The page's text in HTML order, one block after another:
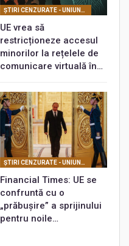
ŞTIRI CENZURATE - UNIUNEA EUROPEANĂ
UE vrea să
restricționeze accesul
minorilor la rețelele de
comunicare virtuală în…
ŞTIRI CENZURATE - UNIUNEA EUROPEANĂ
Financial Times: UE se
confruntă cu o
„prăbușire” a sprijinului
pentru noile…